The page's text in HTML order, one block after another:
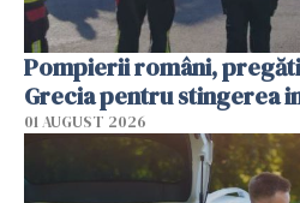
Pompierii români,
Grecia pentru stingerea
01 AUGUST 2026